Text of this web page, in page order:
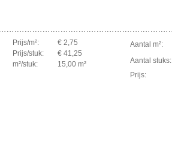
Prijs/m²:
€ 2,75
Prijs/stuk:
€ 41,25
m²/stuk:
15,00 m²
Aantal m²:
Aantal stuks:
Prijs: